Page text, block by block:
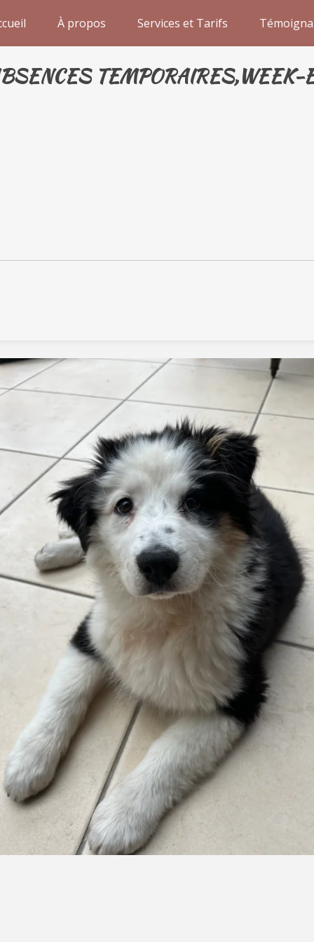
À propos Services et Tarifs
TEMPORAIRES,WEEK-